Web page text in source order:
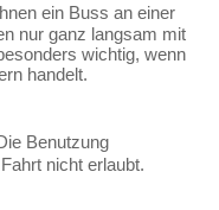
ein Buss an einer
nur ganz langsam mit
wichtig, wenn
handelt.
Benutzung
nicht erlaubt.